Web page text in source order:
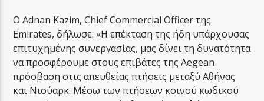
Ο Adnan Kazim, Chief Commercial Officer της
Emirates, δήλωσε: «Η επέκταση της ήδη υπάρχουσας
επιτυχημένης συνεργασίας, μας δίνει τη δυνατότητα
να προσφέρουμε στους επιβάτες της Aegean
πρόσβαση στις απευθείας πτήσεις μεταξύ Αθήνας
και Νιούαρκ. Μέσω των πτήσεων κοινού κωδικού